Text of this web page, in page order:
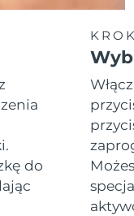
do